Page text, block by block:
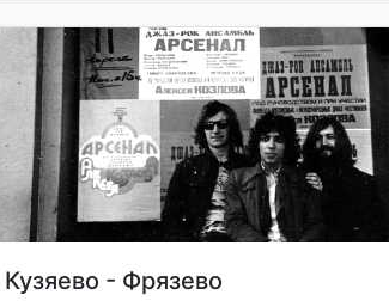
Кузяево - Фрязево